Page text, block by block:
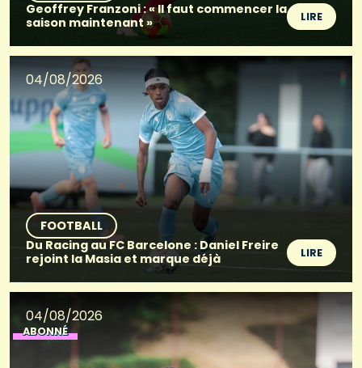
Geoffrey Franzoni : « Il faut commencer la
saison maintenant »
LIRE
04/08/2026
FOOTBALL
Du Racing au FC Barcelone : Daniel Freire
rejoint la Masia et marque déjà
LIRE
04/08/2026
ABONNÉ